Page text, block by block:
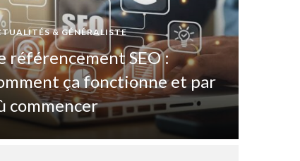
& GÉNÉRALISTE
référencement SEO :
ça fonctionne et par
commencer